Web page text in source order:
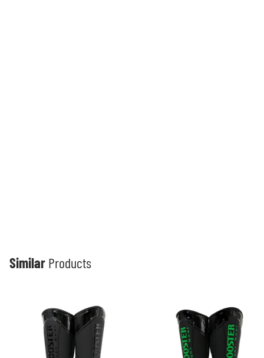
Similar Products